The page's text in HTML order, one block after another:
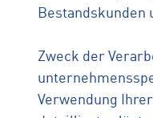
Bestandskunden
Zweck der
Verwendung